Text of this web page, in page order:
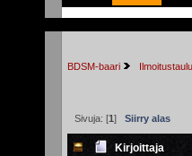
BDSM-baari Ilmoitustaulu
Sivuja: [1] Siirry alas
Kirjoittaja